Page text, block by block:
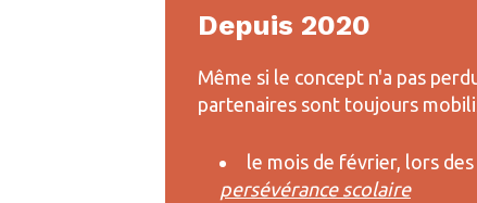
Depuis 2020
Même si le concept n'a pas
partenaires sont toujours
le mois de février, lors des
persévérance scolaire